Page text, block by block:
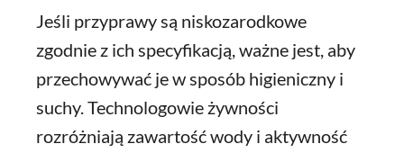
Jeśli przyprawy są niskozarodkowe
zgodnie z ich specyfikacją, ważne jest, aby
przechowywać je w sposób higieniczny i
suchy. Technologowie żywności
rozróżniają zawartość wody i aktywność